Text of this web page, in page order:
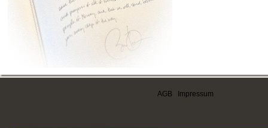
AGB Impressum